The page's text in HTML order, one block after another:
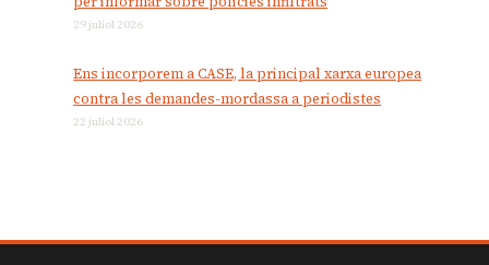
29 juliol 2026
Ens incorporem a CASE, la principal xarxa europea
contra les demandes-mordassa a periodistes
22 juliol 2026